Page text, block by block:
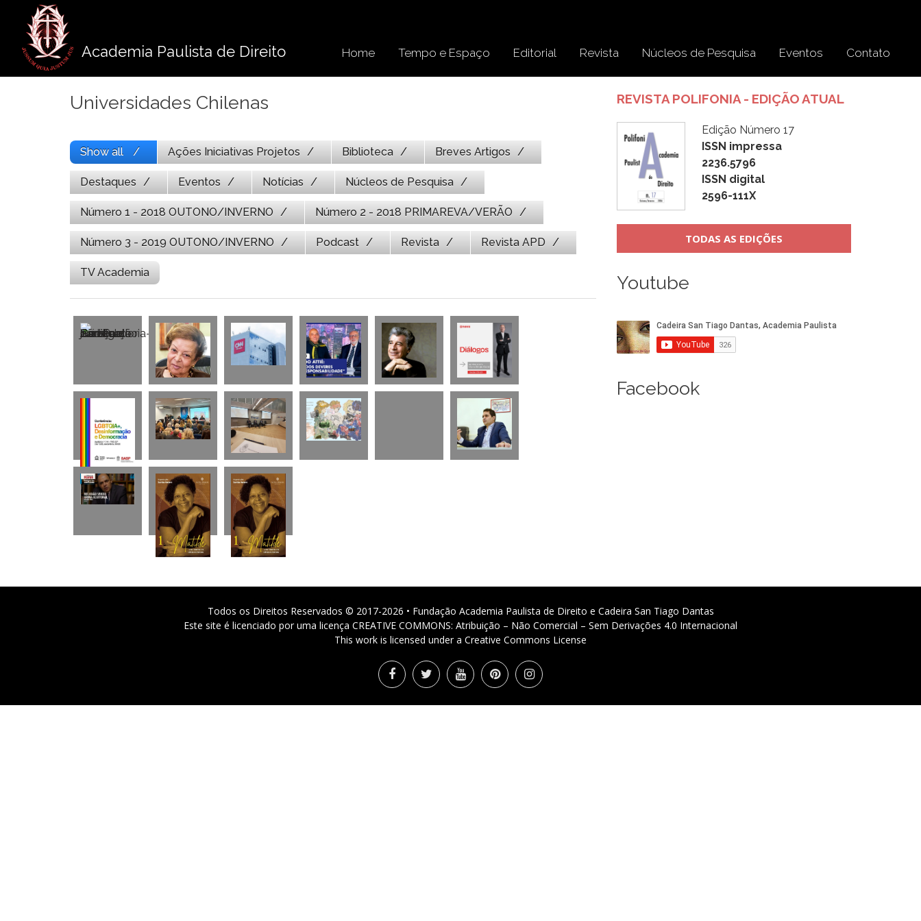
conteúdo
Academia Paulista de Direito Home Tempo e Espaço Editorial Revista Núcleos de Pesquisa Eventos Contato
Universidades Chilenas
Show all Ações Iniciativas Projetos Biblioteca Breves Artigos
Destaques Eventos Notícias Núcleos de Pesquisa
Número 1 - 2018 OUTONO/INVERNO Número 2 - 2018 PRIMAREVA/VERÃO
Número 3 - 2019 OUTONO/INVERNO Podcast Revista Revista APD
TV Academia
REVISTA POLIFONIA - EDIÇÃO ATUAL
Edição Número 17
ISSN impressa
2236.5796
ISSN digital
2596-111X
TODAS AS EDIÇÕES
Youtube
Facebook
Todos os Direitos Reservados © 2017-2026 • Fundação Academia Paulista de Direito e Cadeira San Tiago Dantas
Este site é licenciado por uma licença CREATIVE COMMONS: Atribuição – Não Comercial – Sem Derivações 4.0 Internacional
This work is licensed under a Creative Commons License